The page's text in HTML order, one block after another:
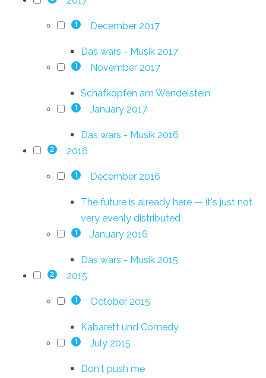
1 December 2017
Das wars - Musik 2017
1 November 2017
Schafkopfen am Wendelstein
1 January 2017
Das wars - Musik 2016
2 2016
1 December 2016
The future is already here — it's just not
very evenly distributed
1 January 2016
Das wars - Musik 2015
2 2015
1 October 2015
Kabarett und Comedy
1 July 2015
Don't push me